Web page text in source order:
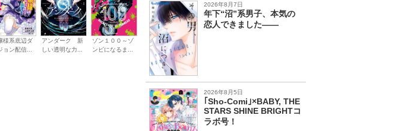
様系底辺ダ
ョン配信...
アンダーク 新
しい透明な力...
ゾン１００～ゾ
ンビになるま...
2026年8月7日
年下“沼”系男子、本気の
恋人できました――
2026年8月5日
｢Sho-Comi｣×BABY, THE
STARS SHINE BRIGHTコ
ラボ号！